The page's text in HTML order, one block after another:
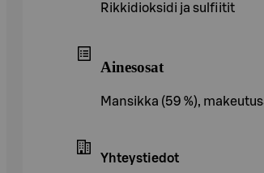
Rikkidioksidi ja sulfiitit
Ainesosat
Mansikka (59 %),
Yhteystiedot